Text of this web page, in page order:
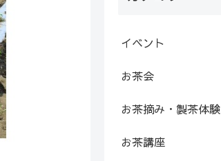
イベント
お茶会
お茶摘み・製茶体験
お茶講座